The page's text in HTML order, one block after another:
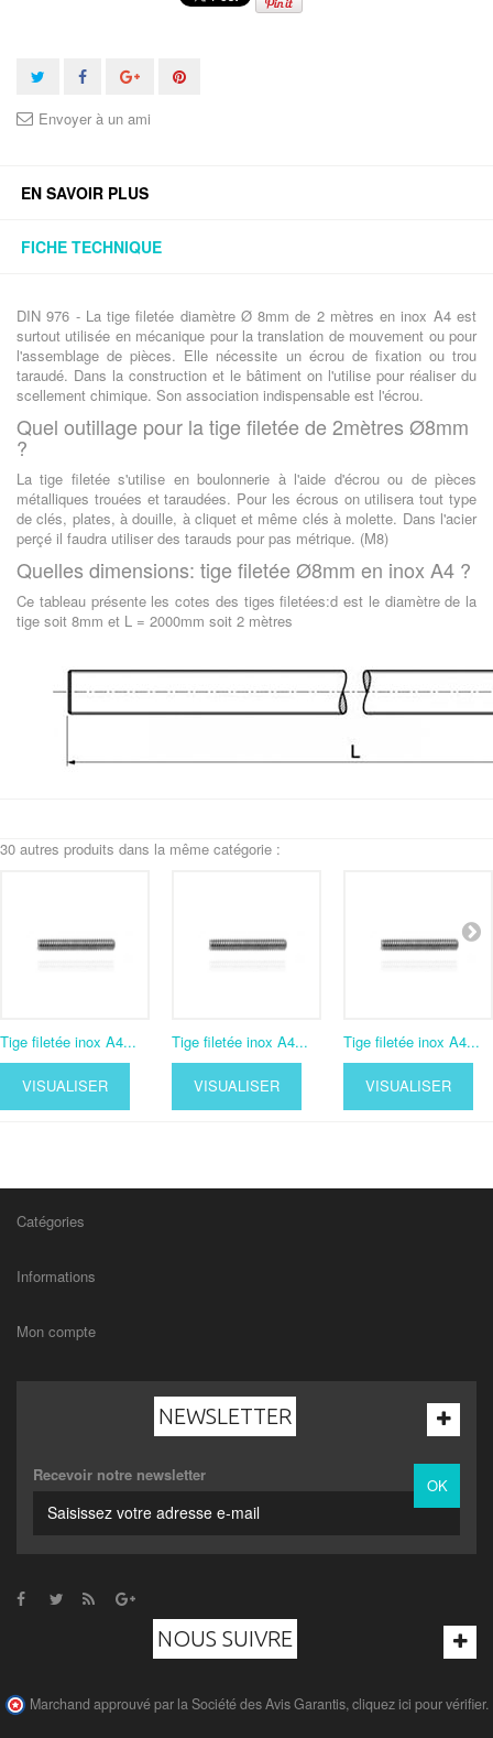
Envoyer à un ami
EN SAVOIR PLUS
FICHE TECHNIQUE
DIN 976 - La tige filetée diamètre Ø 8mm de 2 mètres en inox A4 est
surtout utilisée en mécanique pour la translation de mouvement ou pour
l'assemblage de pièces. Elle nécessite un écrou de fixation ou trou
taraudé. Dans la construction et le bâtiment on l'utilise pour réaliser du
scellement chimique. Son association indispensable est l'écrou.
Quel outillage pour la tige filetée de 2mètres Ø8mm
?
La tige filetée s'utilise en boulonnerie à l'aide d'écrou ou de pièces
métalliques trouées et taraudées. Pour les écrous on utilisera tout type
de clés, plates, à douille, à cliquet et même clés à molette. Dans l'acier
perçé il faudra utiliser des tarauds pour pas métrique. (M8)
Quelles dimensions: tige filetée Ø8mm en inox A4 ?
Ce tableau présente les cotes des tiges filetées:d est le diamètre de la
tige soit 8mm et L = 2000mm soit 2 mètres
30 autres produits dans la même catégorie :
Tige filetée inox A4...
VISUALISER
Tige filetée inox A4...
VISUALISER
Tige filetée inox A4...
VISUALISER
Catégories
Informations
Mon compte
NEWSLETTER
Recevoir notre newsletter
OK
NOUS SUIVRE
Marchand approuvé par la Société des Avis Garantis,cliquez ici pour vérifier.